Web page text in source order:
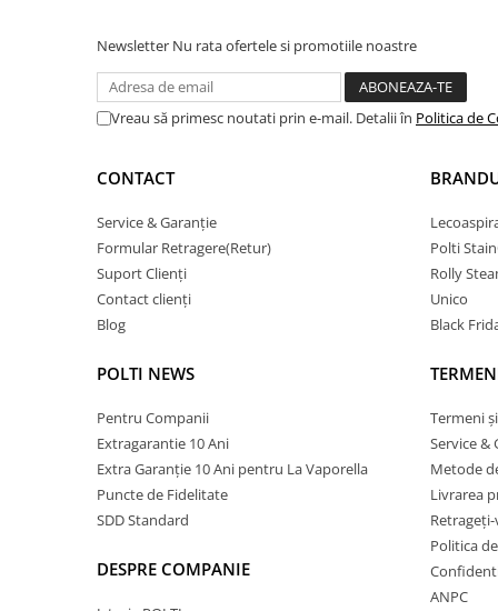
Newsletter Nu rata ofertele si promotiile noastre
Vreau să primesc noutati prin e-mail. Detalii în Politica de
CONTACT
Service & Garanție
Formular Retragere(Retur)
Suport Clienți
Contact clienți
Blog
POLTI NEWS
Pentru Companii
Extragarantie 10 Ani
Extra Garanție 10 Ani pentru La Vaporella
Puncte de Fidelitate
SDD Standard
DESPRE COMPANIE
Polti
Rolly
Unico
Black
Termeni
Service &
Metode
Livrarea
Politica
ANPC